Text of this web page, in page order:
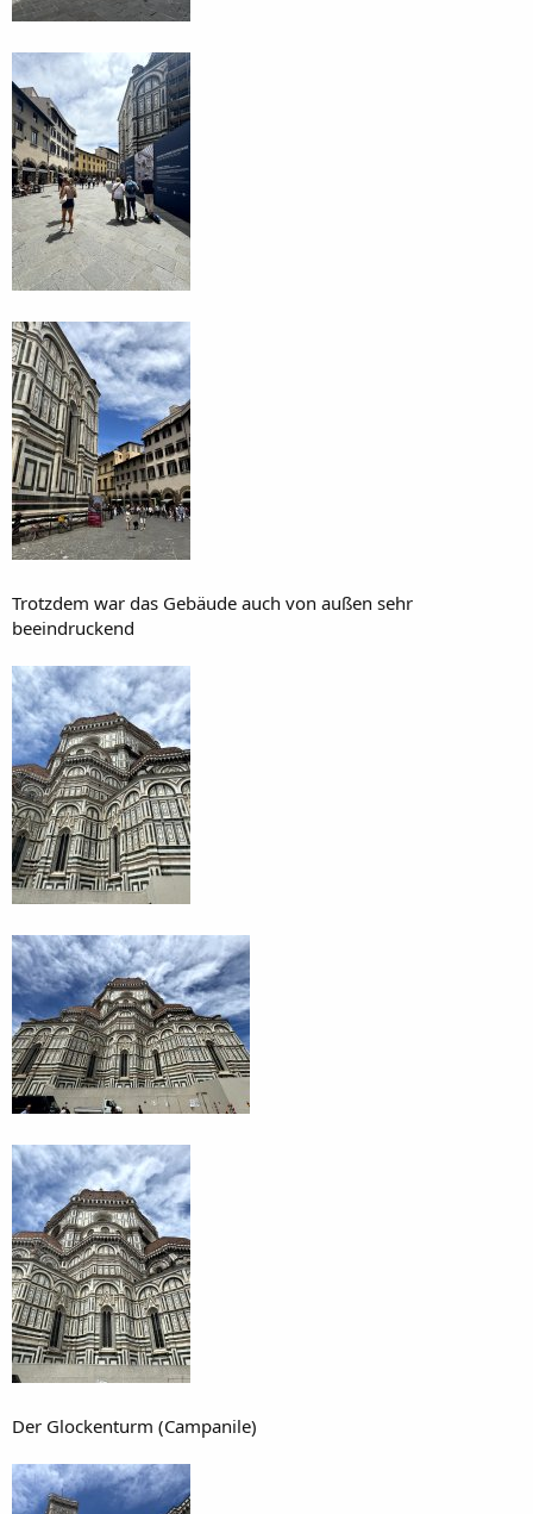
Trotzdem war das Gebäude auch von außen sehr
beeindruckend
Der Glockenturm (Campanile)